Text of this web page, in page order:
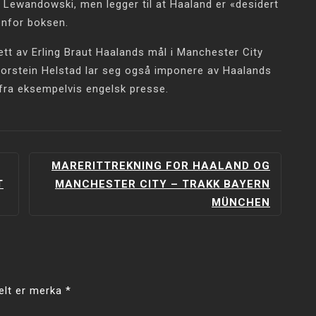
men legger til at Haaland er «desidert
boksen.
av Erling Braut Haalands mål i Manchester City
Helstad lar seg også imponere av Haalands
eksempelvis engelsk presse.
MARERITTREKNING FOR HAALAND OG
MANCHESTER CITY – TRAKK BAYERN
MÜNCHEN
er merka *